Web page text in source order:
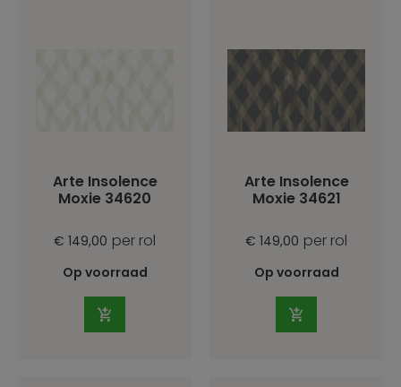
Arte Insolence
Moxie 34620
€ 149,00 per rol
Op voorraad
Arte Insolence
Moxie 34621
€ 149,00 per rol
Op voorraad